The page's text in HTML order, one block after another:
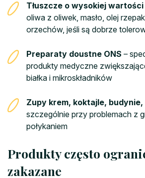
Tłuszcze o wysokiej
oliwa z oliwek, masło, olej
orzechów, jeśli są dobrze
Preparaty doustne ONS –
produkty medyczne
białka i mikroskładników
Zupy krem, koktajle,
szczególnie przy problemach z
połykaniem
Produkty często
zakazane